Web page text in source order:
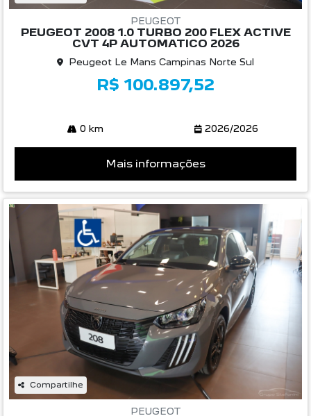
PEUGEOT
PEUGEOT 2008 1.0 TURBO 200 FLEX ACTIVE
CVT 4P AUTOMATICO 2026
Peugeot Le Mans Campinas Norte Sul
R$ 100.897,52
0 km 2026/2026
Mais informações
Compartilhe
PEUGEOT